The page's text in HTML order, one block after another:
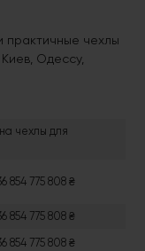
практичные чехлы
Одессу,
чехлы для
854 775 808 ₴
854 775 808 ₴
854 775 808 ₴